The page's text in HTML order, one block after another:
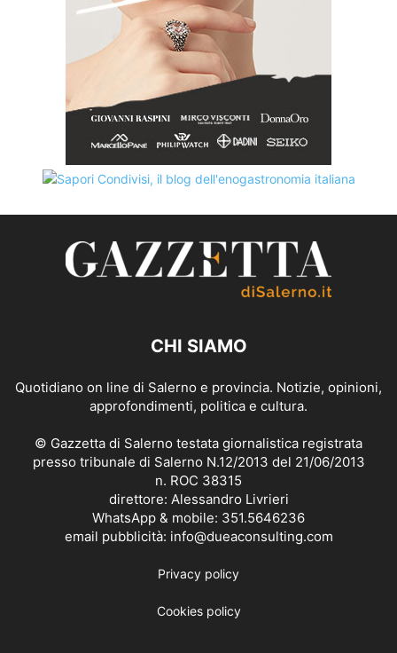
CHI SIAMO
Quotidiano on line di Salerno e provincia. Notizie, opinioni,
approfondimenti, politica e cultura.
© Gazzetta di Salerno testata giornalistica registrata
presso tribunale di Salerno N.12/2013 del 21/06/2013
n. ROC 38315
direttore: Alessandro Livrieri
WhatsApp & mobile: 351.5646236
email pubblicità: info@dueaconsulting.com
Privacy policy
Cookies policy